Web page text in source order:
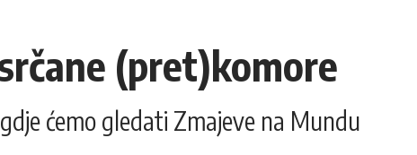
(pret)komore
ćemo gledati Zmajeve na Mundu